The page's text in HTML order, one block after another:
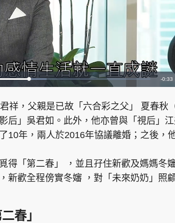
鬼靈精怪
條款 版權及免責聲明
R
m
-0:31
祥，父親是已故「六合彩之父」 夏春秋
后」吳君如。此外，他亦曾與「視后」
10年，兩人於2016年協議離婚；之後，
得「第二春」 ，並且孖住新歡及媽媽冬
新歡全程傍實冬嬸 ，對「未來奶奶」照
春」